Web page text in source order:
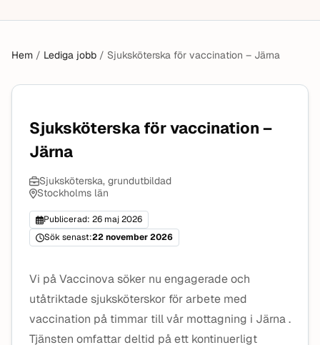
Hem / Lediga jobb / Sjuksköterska för vaccination – Järna
Sjuksköterska för vaccination –
Järna
Sjuksköterska, grundutbildad
Stockholms län
Publicerad: 26 maj 2026
Sök senast:22 november 2026
Vi på Vaccinova söker nu engagerade och
utåtriktade sjuksköterskor för arbete med
vaccination på timmar till vår mottagning i Järna .
Tjänsten omfattar deltid på ett kontinuerligt